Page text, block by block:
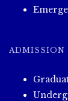
ADMISSION